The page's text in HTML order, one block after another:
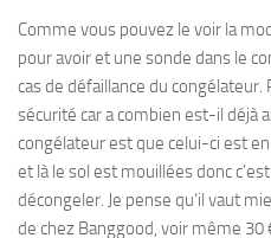
Comme vous pouvez le voir la
pour avoir et une sonde dans le
cas de défaillance du congélateur.
sécurité car a combien est-il déjà
congélateur est que celui-ci est
et là le sol est mouillées donc
décongeler. Je pense qu’il vaut
de chez Banggood, voir même 30